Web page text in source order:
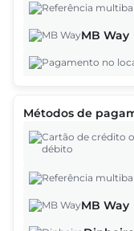
Pedimos
Neste momento
MB Way
Métodos de
MB Way